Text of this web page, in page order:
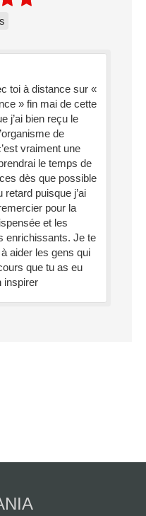
toi à distance sur «
» fin mai de cette
j’ai bien reçu le
de
vraiment une
le temps de
dès que possible
puisque j’ai
pour la
et les
enrichissants. Je te
aider les gens qui
que tu as eu
inspirer